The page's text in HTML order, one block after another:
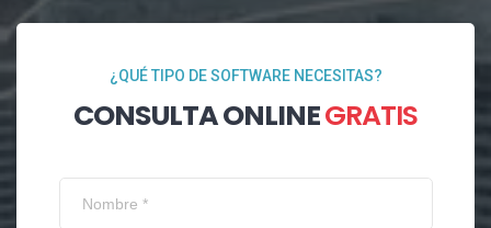
¿QUÉ TIPO DE SOFTWARE NECESITAS?
CONSULTA ONLINEGRATIS